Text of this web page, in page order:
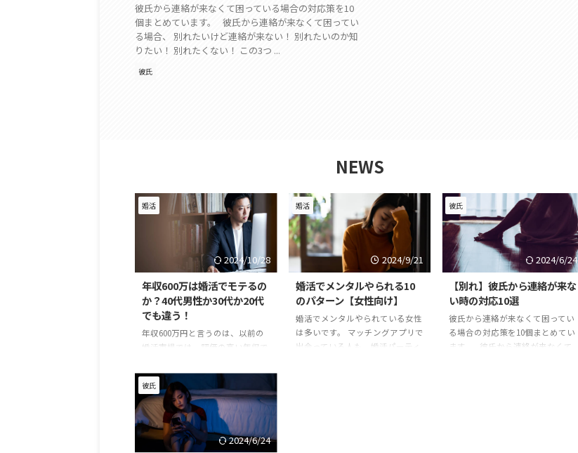
彼氏から連絡が来なくて困っている場合の対応策を10
個まとめています。 彼氏から連絡が来なくて困ってい
る場合、 別れたいけど連絡が来ない！ 別れたいのか知
りたい！ 別れたくない！ この3つ ...
彼氏
NEWS
婚活
2024/10/28
年収600万は婚活でモテるの
か？40代男性か30代か20代
でも違う！
年収600万円と言うのは、以前の
婚活市場では、評価の高い年収で
た今、男性の平均年収は上がって
います。 2015年の男性の平均年収
は「420万円」でしたが、2024年
は「464万円」となっています。
だんだんと男性の平均年収は上が
っています。 なので、婚活の中で
婚活
2024/9/21
婚活でメンタルやられる10
のパターン【女性向け】
婚活でメンタルやられている女性
は多いです。 マッチングアプリで
出会っている人も、婚活パーティ
彼氏
2024/6/24
【別れ】彼氏から連絡が来な
い時の対応10選
彼氏から連絡が来なくて困ってい
る場合の対応策を10個まとめてい
ます。 彼氏から連絡が来なくて
彼氏
2024/6/24